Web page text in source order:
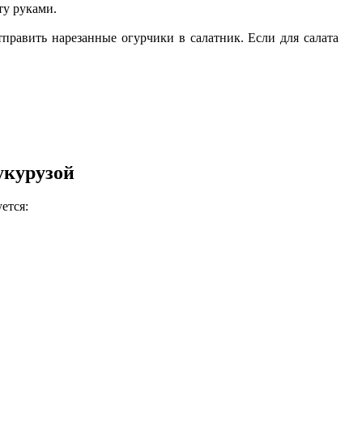
руками.
нарезанные огурчики в салатник. Если для салата